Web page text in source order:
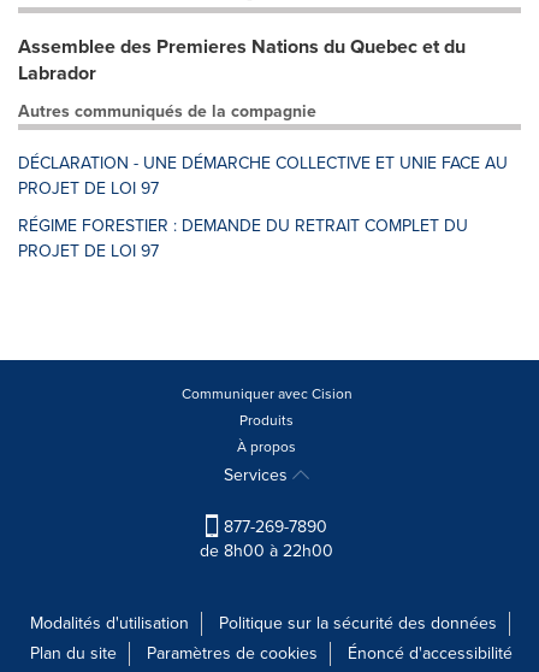
Assemblee des Premieres Nations du Quebec et du
Labrador
Autres communiqués de la compagnie
DÉCLARATION - UNE DÉMARCHE COLLECTIVE ET UNIE FACE AU
PROJET DE LOI 97
RÉGIME FORESTIER : DEMANDE DU RETRAIT COMPLET DU
PROJET DE LOI 97
Communiquer avec Cision
Produits
À propos
Services
877-269-7890
de 8h00 à 22h00
Modalités d'utilisation
Politique sur la sécurité des données
Plan du site
Paramètres de cookies Énoncé d'accessibilité